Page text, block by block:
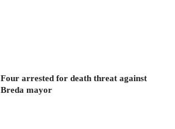
Four arrested for death threat against
Breda mayor